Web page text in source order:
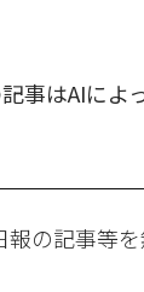
事はAIによ
報の記事等